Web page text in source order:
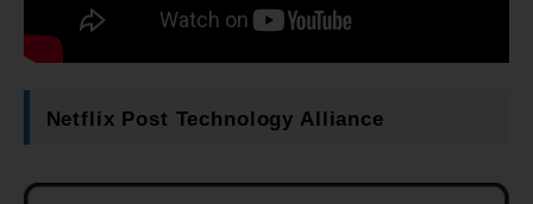
Netflix Post Technology Alliance